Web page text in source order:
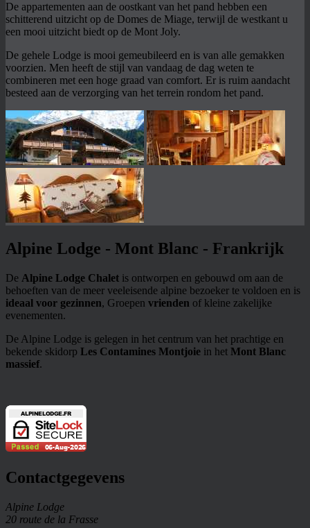
De appartementen aan de oostkant van het pand hebben een
schitterend uitzicht op de Domes de Miage, terwijl de westkant u
een mooi uitzicht biedt op de Mont Joly.
De gehele Lodge is mooi gemeubileerd en is van alle gemakken
voorzien. Men heeft de stijl van vandaag de dag weten te
combineren met een hoge graad van comfort. Er is ruim aandacht
besteed aan de verzorging van het terrein rondom het pand.
Alpine Lodge - Mont Blanc - Frankrijk
De Alpine Lodge Chalet is ontworpen en gebouwd om aan de
behoeften van de meer veeleisende alpine bezoeker te voldoen en is
ideaal voor gezinnen, Groepen vrienden of kleine zakelijke
evenementen.
De Alpine Lodge is gelegen in het centrum van het prachtige en
bekende skidorp Les Contamines Montjoie in het Mont Blanc
massief.
Contactgegevens
Alpine Lodge
20 route de la Frasse